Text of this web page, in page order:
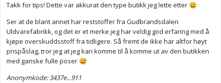
Takk for tips! Dette var akkurat den type butikk jeg lette etter 😀
Ser at de blant annet har reststoffer fra Gudbrandsdalen
Uldvarefabrikk, og det er et merke jeg har veldig god erfaring med å
kjøpe overskuddsstoff fra tidligere. Så fremt de ikke har altfor høyt
prispåslag, tror jeg at jeg kan komme til å komme ut av den butikken
med ganske fulle poser 😅
Anonymkode: 3437e...911